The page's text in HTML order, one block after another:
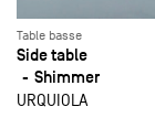
Table basse
Side table
Shimmer
URQUIOLA